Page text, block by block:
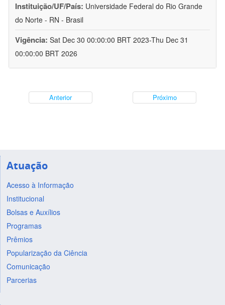
Instituição/UF/País: Universidade Federal do Rio Grande
do Norte - RN - Brasil
Vigência: Sat Dec 30 00:00:00 BRT 2023-Thu Dec 31
00:00:00 BRT 2026
Anterior Próximo
Atuação
Acesso à Informação
Institucional
Bolsas e Auxílios
Programas
Prêmios
Popularização da Ciência
Comunicação
Parcerias